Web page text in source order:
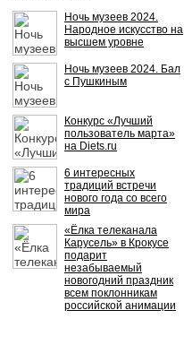
Ночь музеев 2024.
Народное искусство на
высшем уровне
Ночь музеев 2024. Бал
с Пушкиным
Конкурс «Лучший
пользователь марта»
на Diets.ru
6 интересных
традиций встречи
нового года со всего
мира
«Ёлка телеканала
Карусель» в Крокусе
подарит
незабываемый
новогодний праздник
всем поклонникам
российской анимации